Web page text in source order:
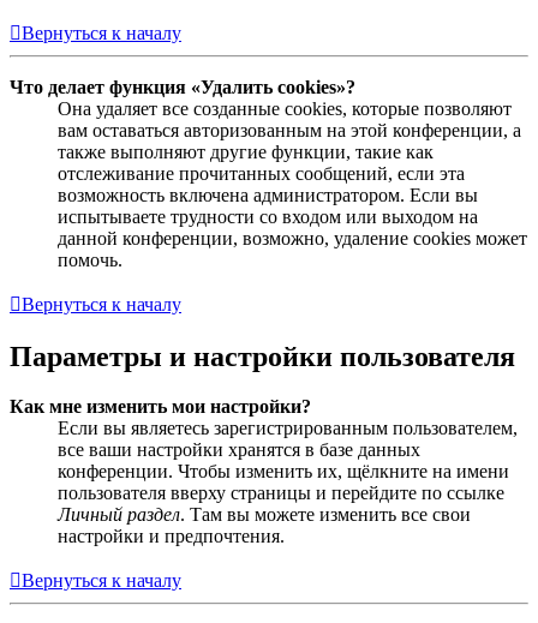
Вернуться к началу
Что делает функция «Удалить cookies»?
Она удаляет все созданные cookies, которые позволяют
вам оставаться авторизованным на этой конференции, а
также выполняют другие функции, такие как
отслеживание прочитанных сообщений, если эта
возможность включена администратором. Если вы
испытываете трудности со входом или выходом на
данной конференции, возможно, удаление cookies может
помочь.
Вернуться к началу
Параметры и настройки пользователя
Как мне изменить мои настройки?
Если вы являетесь зарегистрированным пользователем,
все ваши настройки хранятся в базе данных
конференции. Чтобы изменить их, щёлкните на имени
пользователя вверху страницы и перейдите по ссылке
Личный раздел. Там вы можете изменить все свои
настройки и предпочтения.
Вернуться к началу